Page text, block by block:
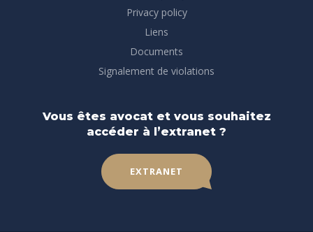
Privacy policy
Liens
Documents
Signalement de violations
Vous êtes avocat et vous souhaitez
accéder à l’extranet ?
EXTRANET